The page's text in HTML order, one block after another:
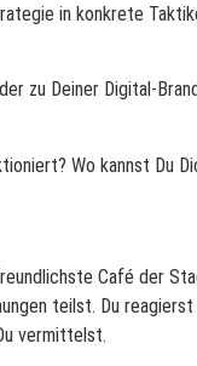
in konkrete
zu Deiner Digital-
Wo kannst
Café der
teilst. Du
vermittelst.